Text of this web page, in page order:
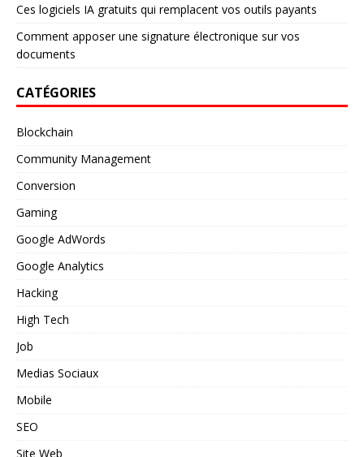
Ces logiciels IA gratuits qui remplacent vos outils payants
Comment apposer une signature électronique sur vos
documents
CATÉGORIES
Blockchain
Community Management
Conversion
Gaming
Google AdWords
Google Analytics
Hacking
High Tech
Job
Medias Sociaux
Mobile
SEO
Site Web